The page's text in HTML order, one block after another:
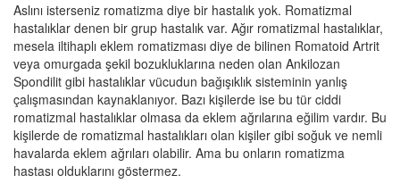
Aslını isterseniz romatizma diye bir hastalık yok. Romatizmal
hastalıklar denen bir grup hastalık var. Ağır romatizmal hastalıklar,
mesela iltihaplı eklem romatizması diye de bilinen Romatoid Artrit
veya omurgada şekil bozukluklarına neden olan Ankilozan
Spondilit gibi hastalıklar vücudun bağışıklık sisteminin yanlış
çalışmasından kaynaklanıyor. Bazı kişilerde ise bu tür ciddi
romatizmal hastalıklar olmasa da eklem ağrılarına eğilim vardır. Bu
kişilerde de romatizmal hastalıkları olan kişiler gibi soğuk ve nemli
havalarda eklem ağrıları olabilir. Ama bu onların romatizma
hastası olduklarını göstermez.